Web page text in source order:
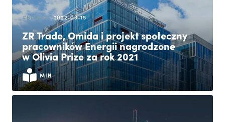
#BIZNES 2022-03-15
ZR Trade, Omida i projekt społeczny
pracowników Energii nagrodzone
w Olivia Prize za rok 2021
MIN